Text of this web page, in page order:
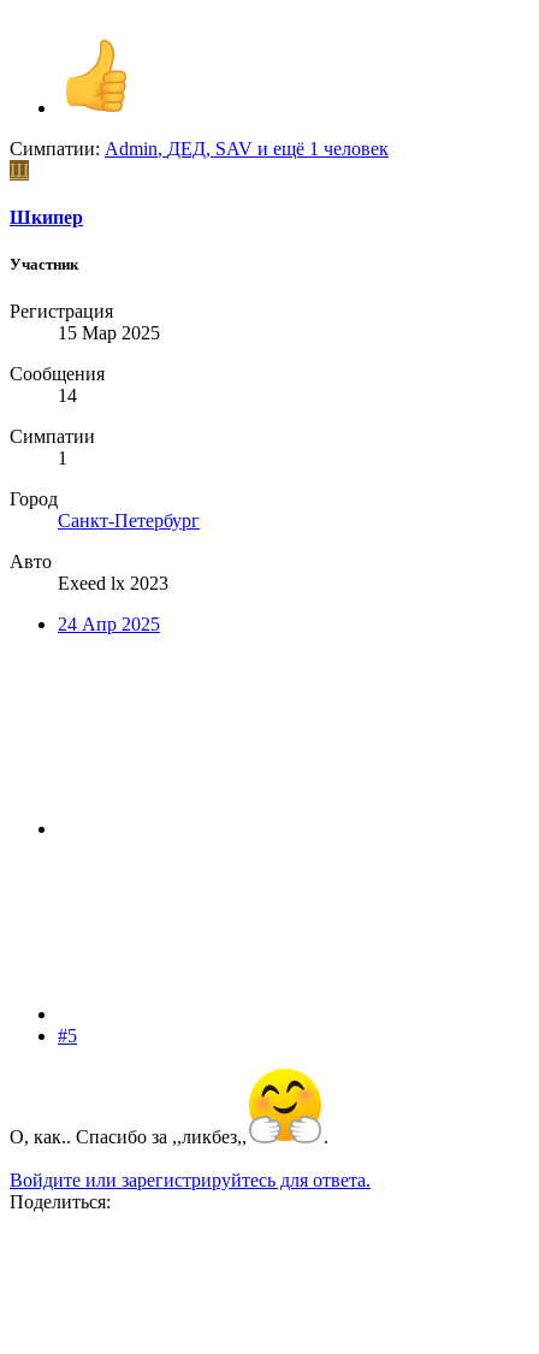
Симпатии: Admin, ДЕД, SAV и ещё 1 человек
Ш
Шкипер
Участник
Регистрация
15 Мар 2025
Сообщения
14
Симпатии
1
Город
Санкт-Петербург
Авто
Exeed lx 2023
24 Апр 2025
#5
О, как.. Спасибо за ,,ликбез,, .
Войдите или зарегистрируйтесь для ответа.
Поделиться: